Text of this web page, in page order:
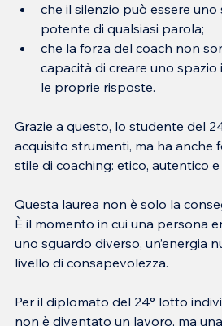
che il silenzio può essere
potente di qualsiasi parola;
che la forza del coach non
capacità di creare uno spazio
le proprie risposte.
Grazie a questo, lo studente del
acquisito strumenti, ma ha anche
stile di coaching: etico, autentico
Questa laurea non è solo la
È il momento in cui una persona
uno sguardo diverso, un’energia
livello di consapevolezza.
Per il diplomato del 24° lotto
non è diventato un lavoro, ma